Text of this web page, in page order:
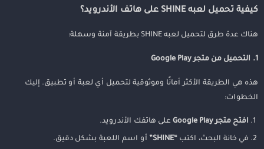
كيفية تحميل لعبه SHINE على هاتف الأندرويد؟
هناك عدة طرق لتحميل لعبه SHINE بطريقة آمنة وسهلة:
1. التحميل من متجر Google Play
هذه هي الطريقة الأكثر أمانًا وموثوقية لتحميل أي لعبة أو تطبيق. إليك
الخطوات:
افتح متجر Google Play على هاتفك الأندرويد.
في خانة البحث، اكتب “SHINE” أو اسم اللعبة بشكل دقيق.